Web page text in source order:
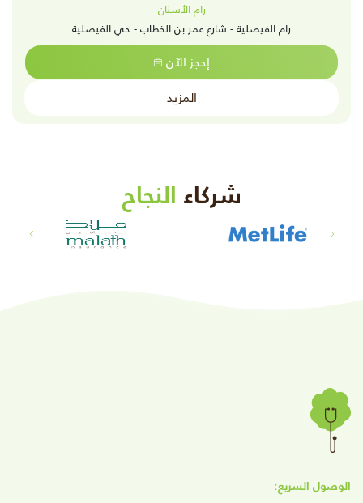
رام الأسنان
رام الفيصلية - شارع عمر بن الخطاب - حي الفيصلية
إحجز الآن
المزيد
شركاء النجاح
الوصول السريع: